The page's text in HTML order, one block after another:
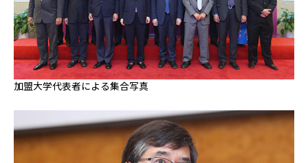
加盟大学代表者による集合写真